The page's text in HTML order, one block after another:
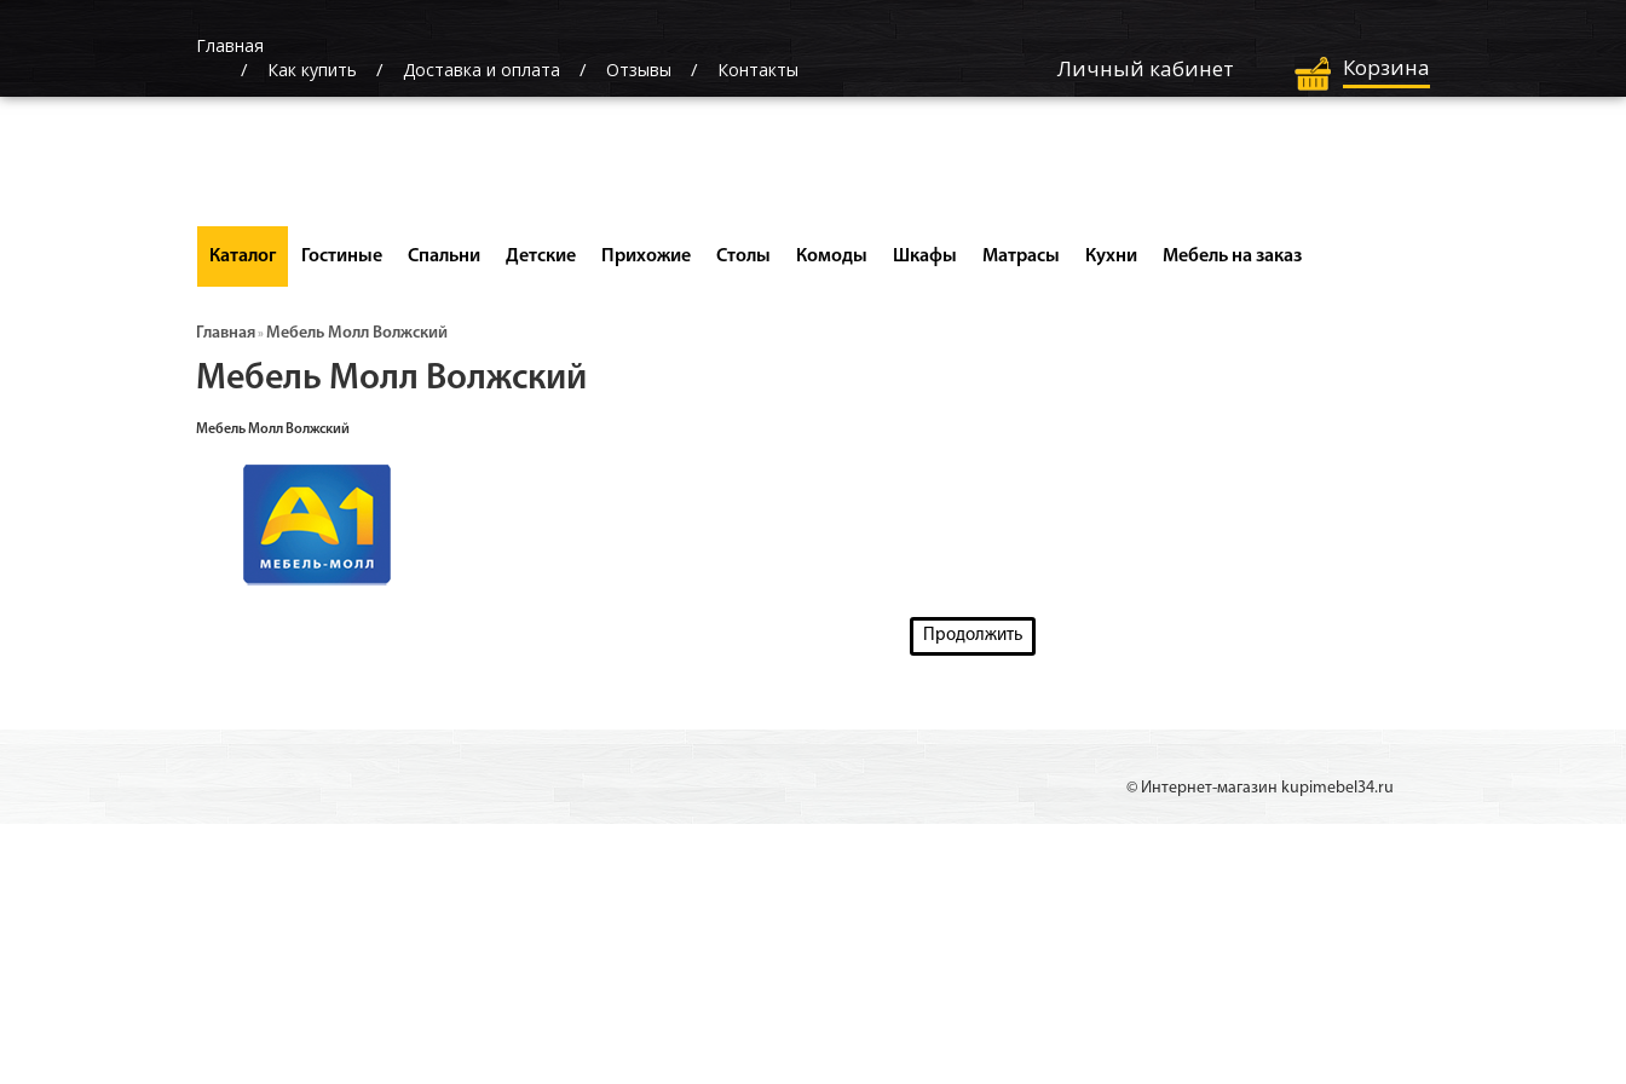
Главная
Как купить
Доставка и оплата Отзывы Контакты Личный кабинет Корзина
Каталог Гостиные Спальни Детские Прихожие Столы Комоды Шкафы Матрасы Кухни Мебель на заказ
Главная»Мебель Молл Волжский
Мебель Молл Волжский
Мебель Молл Волжский
Продолжить
© Интернет-магазин kupimebel34.ru